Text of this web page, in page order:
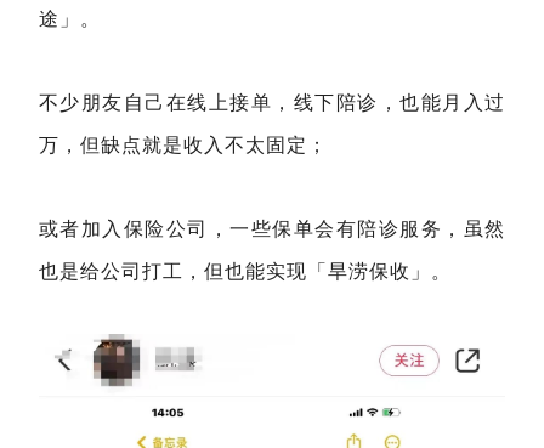
途」。
不少朋友自己在线上接单，线下陪诊，也能月入过
万，但缺点就是收入不太固定；
或者加入保险公司，一些保单会有陪诊服务，虽然
也是给公司打工，但也能实现「旱涝保收」。